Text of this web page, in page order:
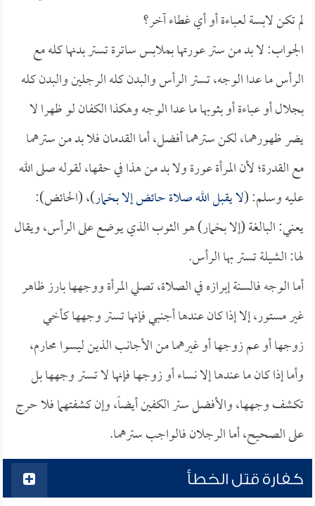
لم تكن لابسة لعباءة أو أي غطاء آخر؟
الجواب: لا بد من ستر عورتها بملابس ساترة تستر بدنها كله مع
الرأس ما عدا الوجه، تستر الرأس والبدن كله الرجلين والبدن كله
بجلال أو عباءة أو بثوبها ما عدا الوجه وهكذا الكفان لو ظهرا لا
يضر ظهورهما، لكن سترهما أفضل، أما القدمان فلا بد من سترهما
مع القدرة؛ لأن المرأة عورة ولا بد من هذا في حقها، لقوله صلى الله
عليه وسلم: (لا يقبل الله صلاة حائض إلا بخمار)، (الحائض):
يعني: البالغة (إلا بخمار) هو الثوب الذي يوضع على الرأس، ويقال
لها: الشيلة تستر بها الرأس.
أما الوجه فالسنة إبرازه في الصلاة، تصلي المرأة ووجهها بارز ظاهر
غير مستور، إلا إذا كان عندها أجنبي فإنها تستر وجهها كأخي
زوجها أو عم زوجها أو غيرهما من الأجانب الذين ليسوا محارم،
وأما إذا كان ما عندها إلا نساء أو زوجها فإنها لا تستر وجهها بل
تكشف وجهها، والأفضل ستر الكفين أيضاً، وإن كشفتهما فلا حرج
على الصحيح، أما الرجلان فالواجب سترهما.
كفارة قتل الخطأ